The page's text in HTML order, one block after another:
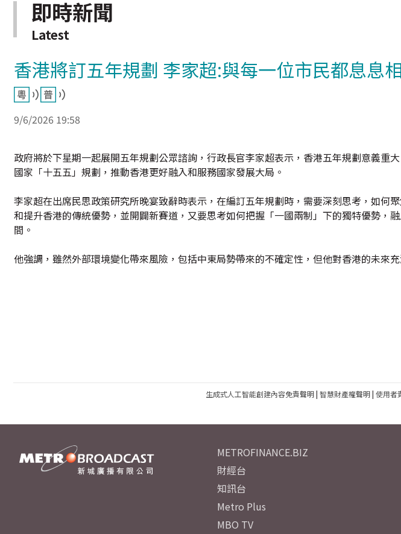
即時新聞
Latest
香港將訂五年規劃 李家超:與每一位市民都息息
9/6/2026 19:58
政府將於下星期一起展開五年規劃公眾諮詢，行政長官李家超表示，香港五年規劃意義重
國家「十五五」規劃，推動香港更好融入和服務國家發展大局。
李家超在出席民思政策研究所晚宴致辭時表示，在編訂五年規劃時，需要深刻思考，如何
和提升香港的傳統優勢，並開闢新賽道，又要思考如何把握「一國兩制」下的獨特優勢，
間。
他強調，雖然外部環境變化帶來風險，包括中東局勢帶來的不確定性，但他對香港的未來充
生成式人工智能創建內容免責聲明| 智慧財產權聲明| 使用者
METROFINANCE.BIZ
財經台
知訊台
Metro Plus
MBO TV